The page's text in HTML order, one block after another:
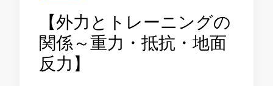
【外力とトレーニングの
関係～重力・抵抗・地面
反力】